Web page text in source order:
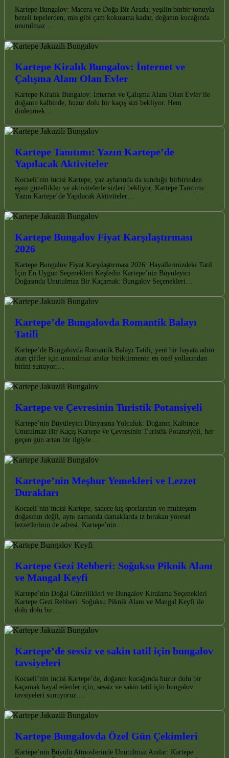
Kartepe Bungalov: Macera ve Doğa Bir Arada; yeşilin binbir tonuyla
bezeli tepelerden, mis gibi çam kokusuna kadar, doğanın kucağında
unutulmaz…
Kartepe Kiralık Bungalov: İnternet ve
Çalışma Alanı Olan Evler
Kartepe Kiralık Bungalov: İnternet ve Çalışma Alanı Olan Evler ile
doğanın kalbinde, huzur dolu bir kaçış sizi bekliyor. Hem
dinlenmek…
Kartepe Tanıtımı: Yazın Kartepe’de
Yapılacak Aktiviteler
Kocaeli’nin incisi Kartepe, yaz aylarında da sunduğu birbirinden
eşsiz güzellikler ve aktivitelerle sizleri bekliyor. Kartepe Tanıtımı:
Yazın Kartepe’de Yapılacak Aktiviteler…
Kartepe Bungalov Fiyat Karşılaştırması
2026
Kartepe Bungalov Fiyat Karşılaştırması 2026: Hayallerinizdeki Tatil
İçin En Uygun Seçenekleri Keşfedin Kartepe’nin Büyüleyici
Doğasında Unutulmaz Bir Kaçamak: Bungalov Seçenekleri…
Kartepe’de Bungalovda Romantik Balayı
Tatili
Kartepe’de Bungalovda Romantik Balayı Tatili, yeni bir hayata adım
atan çiftler için unutulmaz anılar biriktirmenin en özel yollarından
birini sunuyor.…
Kartepe ve Çevresinin Turistik Potansiyeli
Kartepe’nin Büyüleyici Dünyasına Yolculuk: Doğanın Kalbinde
Unutulmaz Bir Kaçış Kartepe ve Çevresinin Turistik Potansiyeli, her
geçen gün artan bir ilgiyle…
Kartepe’nin Meşhur Yemekleri ve Lezzet
Durakları
Kocaeli’nin incisi Kartepe, sadece kış sporlarının ve muhteşem
doğasının değil, aynı zamanda damaklarda iz bırakan yöresel
lezzetlerinin de adresi. Kartepe’nin…
Kartepe Gezi Rehberi: Soğuksu Piknik Alanı
ve Mangal Keyfi
Kartepe’nin Doğal Güzellikleri ve Bungalov Kiralama Seçenekleri
Kartepe Gezi Rehberi: Soğuksu Piknik Alanı ve Mangal Keyfi ile
dolu dolu bir…
Kartepe’de sessiz ve sakin tatil için bungalov
tavsiyeleri
Kocaeli’nin incisi Kartepe’de, doğanın kucağında huzur dolu bir
kaçamak hayal edenler için, sessiz ve sakin tatil için bungalov
tavsiyeleri sunuyoruz.…
Kartepe Bungalovda Özel Gün Çekimleri
Kartepe’nin Büyülü Atmosferinde Unutulmaz Anılar: Kartepe